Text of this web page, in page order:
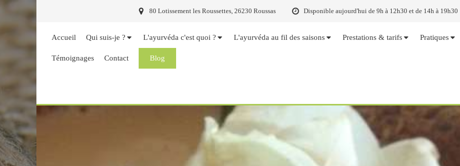
80 Lotissement les Roussettes, 26230 Roussas Disponible aujourd'hui de 9h à 12h30 et de 14h à 19h30
Accueil Qui suis-je ? L'ayurvéda c'est quoi ? L'ayurvéda au fil des saisons Prestations & tarifs Pratiques
Témoignages Contact Blog